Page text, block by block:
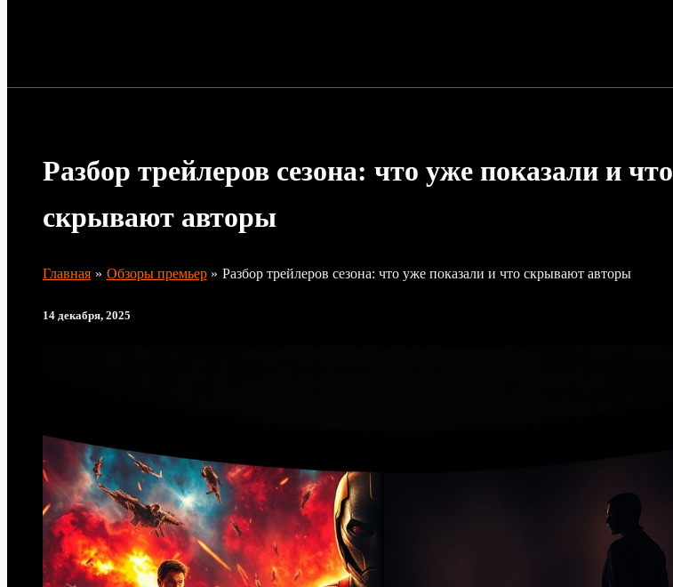
Разбор трейлеров сезона: что уже показали и что
скрывают авторы
Главная Обзоры премьер Разбор трейлеров сезона: что уже показали и что скрывают авторы
14 декабря, 2025